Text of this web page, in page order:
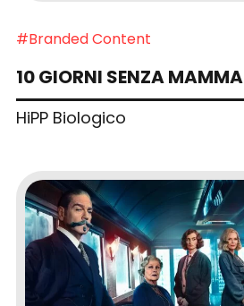
#Branded Content
10 GIORNI SENZA MAMMA
HiPP Biologico